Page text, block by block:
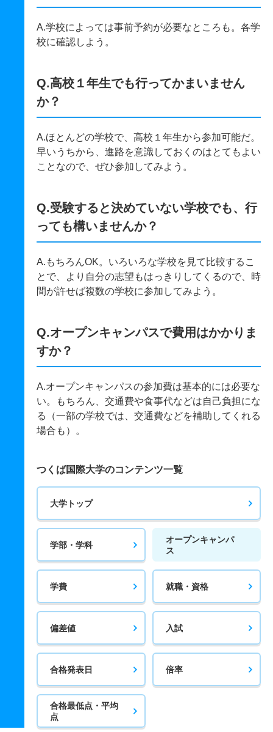
A.学校によっては事前予約が必要なところも。各学
校に確認しよう。
Q.高校１年生でも行ってかまいません
か？
A.ほとんどの学校で、高校１年生から参加可能だ。
早いうちから、進路を意識しておくのはとてもよい
ことなので、ぜひ参加してみよう。
Q.受験すると決めていない学校でも、行
っても構いませんか？
A.もちろんOK。いろいろな学校を見て比較するこ
とで、より自分の志望もはっきりしてくるので、時
間が許せば複数の学校に参加してみよう。
Q.オープンキャンパスで費用はかかりま
すか？
A.オープンキャンパスの参加費は基本的には必要な
い。もちろん、交通費や食事代などは自己負担にな
る（一部の学校では、交通費などを補助してくれる
場合も）。
つくば国際大学のコンテンツ一覧
大学トップ
学部・学科
オープンキャンパ
ス
学費 就職・資格
偏差値 入試
合格発表日 倍率
合格最低点・平均
点